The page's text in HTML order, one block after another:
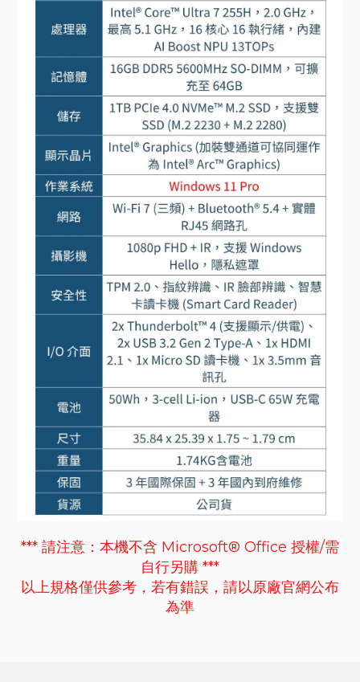
*** 請注意：本機不含 Microsoft® Office 授權/需
自行另購 ***
以上規格僅供參考，若有錯誤，請以原廠官網公布
為準